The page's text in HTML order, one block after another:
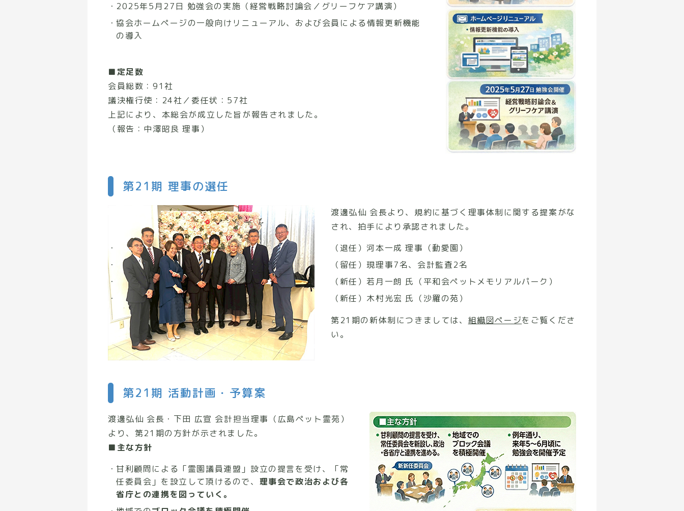
2025年5月27日 勉強会の実施（経営戦略討論会／グリーフケア講演）
協会ホームページの一般向けリニューアル、および会員による情報更新機能
の導入
■定足数
会員総数：91社
議決権行使：24社／委任状：57社
上記により、本総会が成立した旨が報告されました。
（報告：中澤昭良 理事）
第21期 理事の選任
渡邊弘仙 会長より、規約に基づく理事体制に関する提案がな
され、拍手により承認されました。
（退任）河本一成 理事（動愛園）
（留任）現理事7名、会計監査2名
（新任）若月一朗 氏（平和会ペットメモリアルパーク）
（新任）木村光宏 氏（沙羅の苑）
第21期の新体制につきましては、 組織図ページをご覧くださ
い。
第21期 活動計画・予算案
渡邊弘仙 会長・下田 広宣 会計担当理事（広島ペット霊苑）
より、第21期の方針が示されました。
■主な方針
甘利顧問による「霊園議員連盟」設立の提言を受け、「常
任委員会」を設立して頂けるので、 理事会で政治および各
省庁との連携を図っていく。